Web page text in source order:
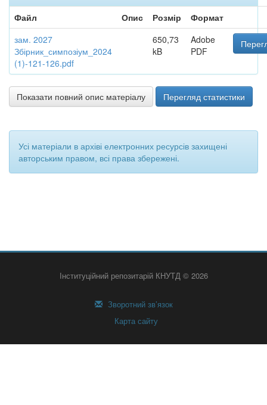
Файл
Опис Розмір
Формат
зам. 2027
Збірник_симпозіум_2024
(1)-121-126.pdf
650,73
kB
Adobe
PDF
Показати повний опис матеріалу Перегляд статистики
Усі матеріали в архіві електронних ресурсів захищені
авторським правом, всі права збережені.
Інституційний репозитарій КНУТД © 2026
Зворотний зв’язок
Карта сайту